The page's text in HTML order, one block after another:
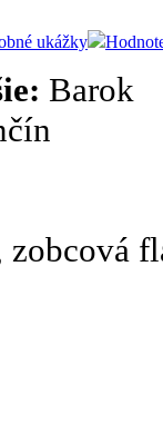
ukážky
Barok
zobcová